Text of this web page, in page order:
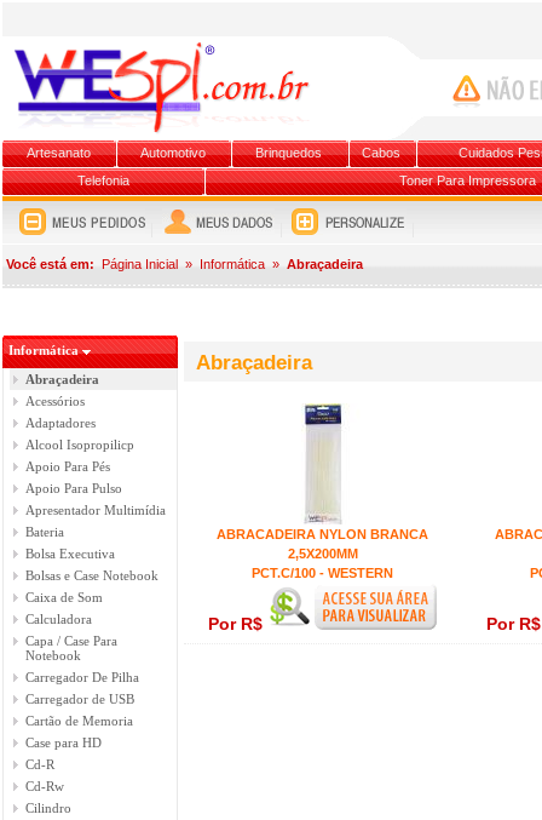
Artesanato Automotivo Brinquedos Cabos
Cuidados
Telefonia
Toner Para Impressora
Você está em: Página Inicial » Informática » Abraçadeira
Informática
Abraçadeira
Acessórios
Adaptadores
Alcool Isopropilicp
Apoio Para Pés
Apoio Para Pulso
Apresentador Multimídia
Bateria
Bolsa Executiva
Bolsas e Case Notebook
Caixa de Som
Calculadora
Capa / Case Para
Notebook
Carregador De Pilha
Carregador de USB
Cartão de Memoria
Case para HD
Cd-R
Cd-Rw
Cilindro
Abraçadeira
ABRACADEIRA NYLON BRANCA
2,5X200MM
PCT.C/100 - WESTERN
Por R$ Por